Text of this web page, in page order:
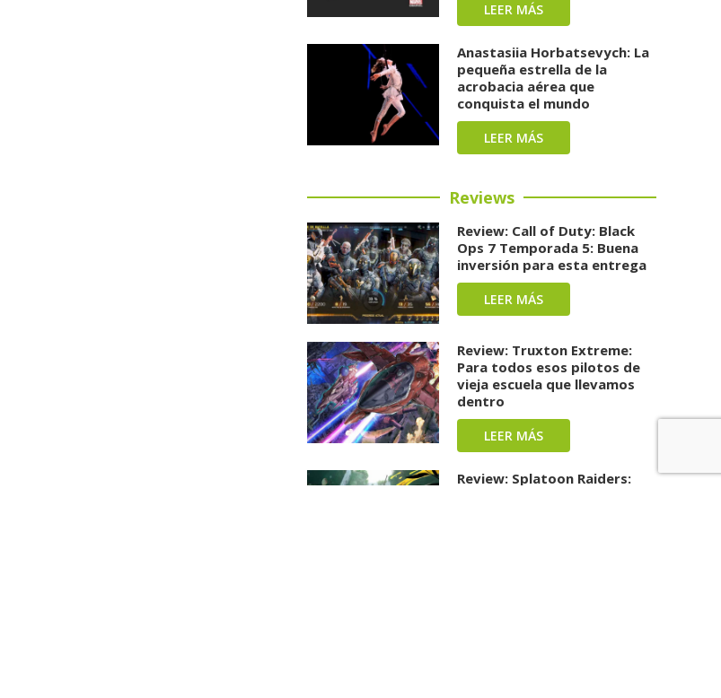
LEER MÁS
Anastasiia Horbatsevych: La
pequeña estrella de la
acrobacia aérea que
conquista el mundo
LEER MÁS
Reviews
Review: Call of Duty: Black
Ops 7 Temporada 5: Buena
inversión para esta entrega
LEER MÁS
Review: Truxton Extreme:
Para todos esos pilotos de
vieja escuela que llevamos
dentro
LEER MÁS
Review: Splatoon Raiders: